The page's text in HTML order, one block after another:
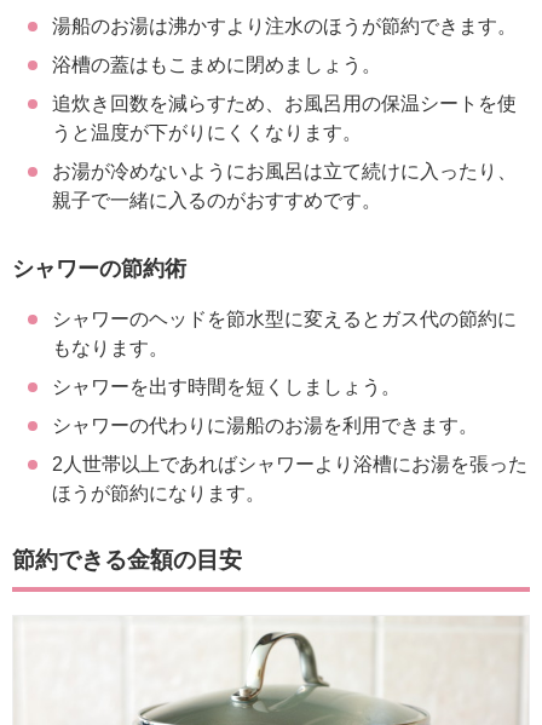
湯船のお湯は沸かすより注水のほうが節約できます。
浴槽の蓋はもこまめに閉めましょう。
追炊き回数を減らすため、お風呂用の保温シートを使
うと温度が下がりにくくなります。
お湯が冷めないようにお風呂は立て続けに入ったり、
親子で一緒に入るのがおすすめです。
シャワーの節約術
シャワーのヘッドを節水型に変えるとガス代の節約に
もなります。
シャワーを出す時間を短くしましょう。
シャワーの代わりに湯船のお湯を利用できます。
2人世帯以上であればシャワーより浴槽にお湯を張った
ほうが節約になります。
節約できる金額の目安